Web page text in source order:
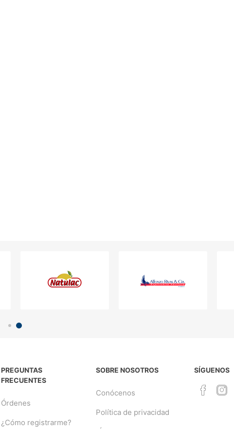
PREGUNTAS
FRECUENTES
Órdenes
¿Cómo registrarme?
SOBRE NOSOTROS
Conócenos
Política de privacidad
SÍGUENOS